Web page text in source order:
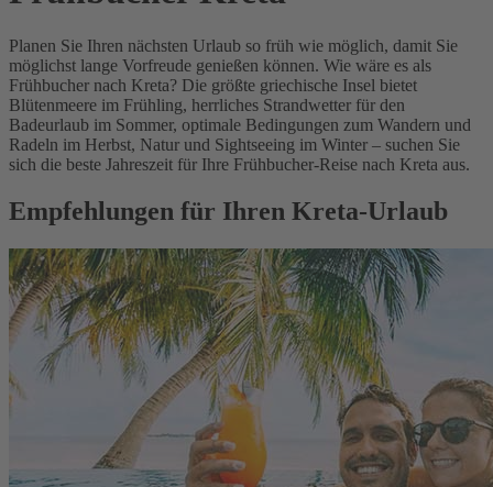
Planen Sie Ihren nächsten Urlaub so früh wie möglich, damit Sie
möglichst lange Vorfreude genießen können. Wie wäre es als
Frühbucher nach Kreta? Die größte griechische Insel bietet
Blütenmeere im Frühling, herrliches Strandwetter für den
Badeurlaub im Sommer, optimale Bedingungen zum Wandern und
Radeln im Herbst, Natur und Sightseeing im Winter – suchen Sie
sich die beste Jahreszeit für Ihre Frühbucher-Reise nach Kreta aus.
Empfehlungen für Ihren Kreta-Urlaub